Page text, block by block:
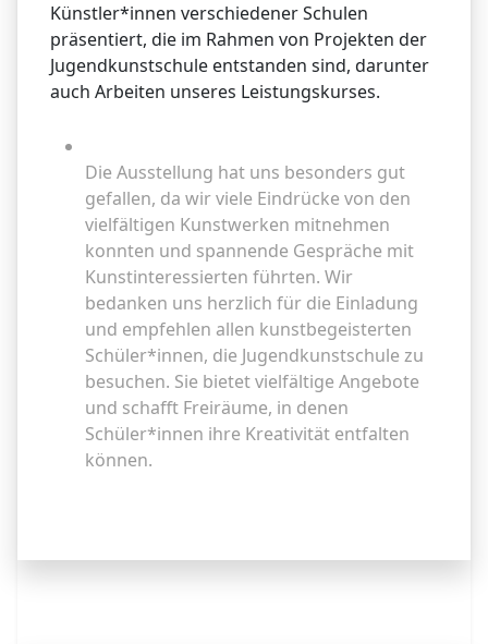
Künstler*innen verschiedener Schulen
präsentiert, die im Rahmen von Projekten der
Jugendkunstschule entstanden sind, darunter
auch Arbeiten unseres Leistungskurses.
Die Ausstellung hat uns besonders gut
gefallen, da wir viele Eindrücke von den
vielfältigen Kunstwerken mitnehmen
konnten und spannende Gespräche mit
Kunstinteressierten führten. Wir
bedanken uns herzlich für die Einladung
und empfehlen allen kunstbegeisterten
Schüler*innen, die Jugendkunstschule zu
besuchen. Sie bietet vielfältige Angebote
und schafft Freiräume, in denen
Schüler*innen ihre Kreativität entfalten
können.